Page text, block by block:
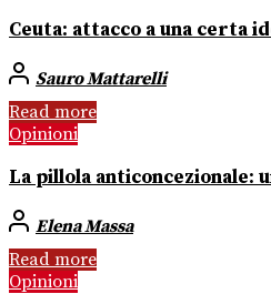
Ceuta: attacco a una certa
Sauro Mattarelli
Read more
Opinioni
La pillola anticoncezionale:
Elena Massa
Read more
Opinioni